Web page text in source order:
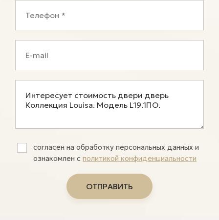
согласен на обработку персональных данных и
ознакомлен cполитикой конфиденциальности